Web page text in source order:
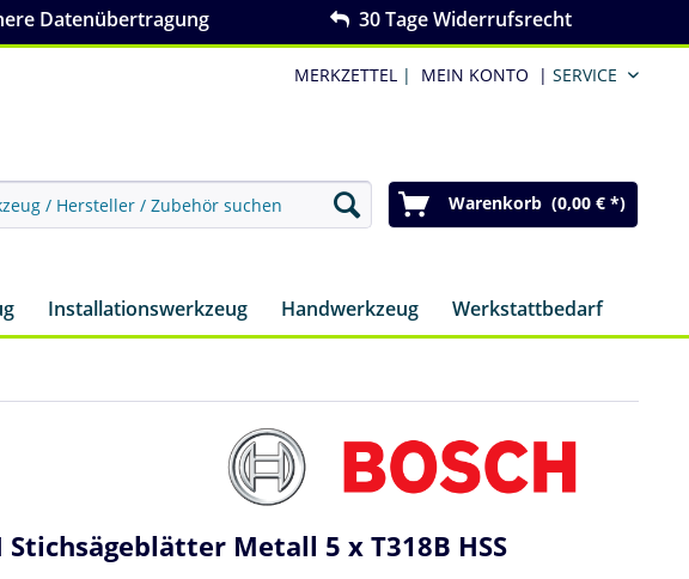
Datenübertragung 30 Tage Widerrufsrecht
MERKZETTEL | MEIN KONTO | SERVICE
Warenkorb (0,00 € *)
Installationswerkzeug Handwerkzeug Werkstattbedarf
Stichsägeblätter Metall 5 x T318B HSS